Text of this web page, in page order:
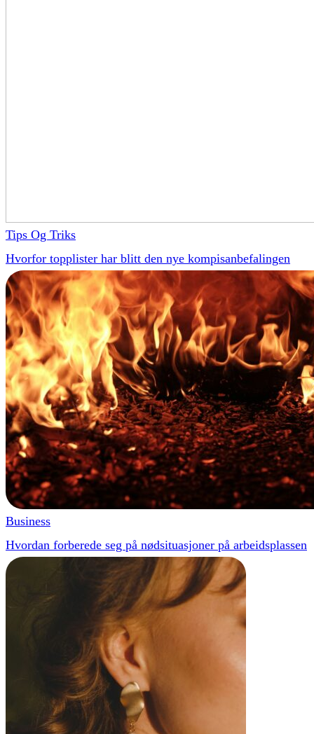
Tips Og Triks
Hvorfor topplister har blitt den nye kompisanbefalingen
Business
Hvordan forberede seg på nødsituasjoner på arbeidsplassen